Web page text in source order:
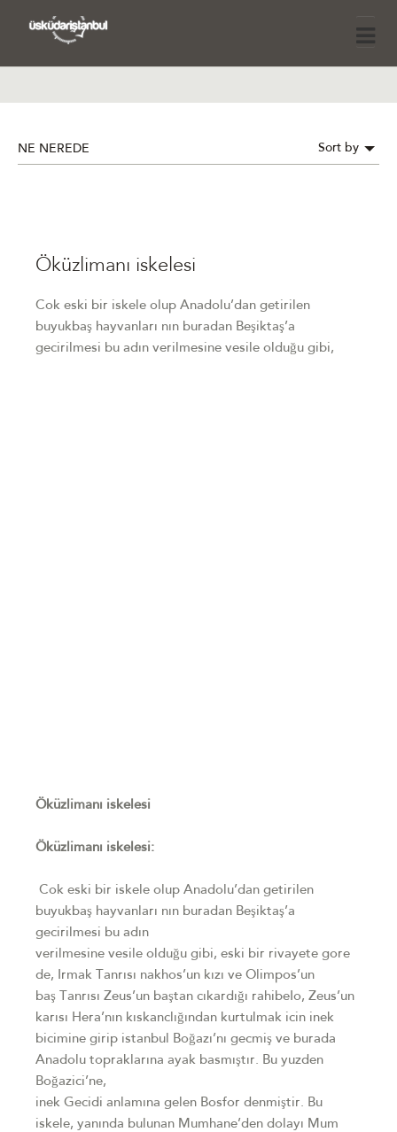
NE NEREDE Sort by
Öküzlimanı iskelesi
Cok eski bir iskele olup Anadolu’dan getirilen
buyukbaş hayvanları nın buradan Beşiktaş’a
gecirilmesi bu adın verilmesine vesile olduğu gibi,
Öküzlimanı iskelesi
Öküzlimanı iskelesi:
Cok eski bir iskele olup Anadolu’dan getirilen
buyukbaş hayvanları nın buradan Beşiktaş’a
gecirilmesi bu adın
verilmesine vesile olduğu gibi, eski bir rivayete gore
de, Irmak Tanrısı nakhos’un kızı ve Olimpos’un
baş Tanrısı Zeus’un baştan cıkardığı rahibeIo, Zeus’un
karısı Hera’nın kıskanclığından kurtulmak icin inek
bicimine girip istanbul Boğazı’nı gecmiş ve burada
Anadolu topraklarına ayak basmıştır. Bu yuzden
Boğazici’ne,
inek Gecidi anlamına gelen Bosfor denmiştir. Bu
iskele, yanında bulunan Mumhane’den dolayı Mum